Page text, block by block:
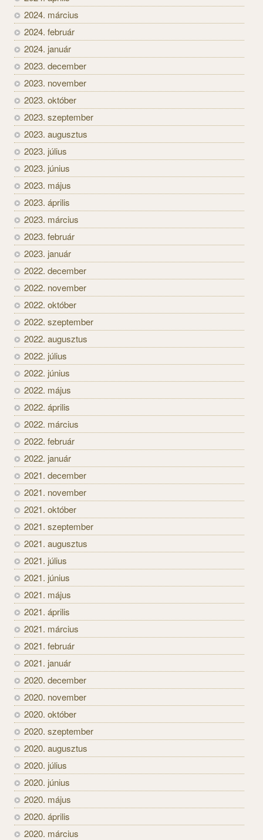
2024. március
2024. február
2024. január
2023. december
2023. november
2023. október
2023. szeptember
2023. augusztus
2023. július
2023. június
2023. május
2023. április
2023. március
2023. február
2023. január
2022. december
2022. november
2022. október
2022. szeptember
2022. augusztus
2022. július
2022. június
2022. május
2022. április
2022. március
2022. február
2022. január
2021. december
2021. november
2021. október
2021. szeptember
2021. augusztus
2021. július
2021. június
2021. május
2021. április
2021. március
2021. február
2021. január
2020. december
2020. november
2020. október
2020. szeptember
2020. augusztus
2020. július
2020. június
2020. május
2020. április
2020. március